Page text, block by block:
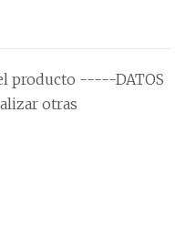
producto -----DATOS
otras